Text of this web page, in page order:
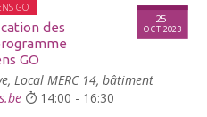
GO
des
GO
25
OCT 2023
Local MERC 14, bâtiment
14:00 - 16:30